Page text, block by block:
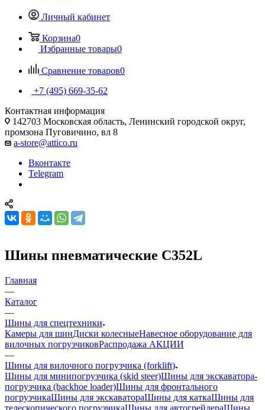
Личный кабинет
Корзина0
Избранные товары0
Сравнение товаров0
+7 (495) 669-35-62
Контактная информация
142703 Московская область, Ленинский городской округ,
промзона Пуговичино, вл 8
a-store@attico.ru
Вконтакте
Telegram
Шины пневматические C352L
Главная
—
Каталог
—
Шины для спецтехники
Камеры для шинДиски колесныеНавесное оборудование для
вилочных погрузчиковРаспродажа АКЦИИ
—
Шины для вилочного погрузчика (forklift)
Шины для минипогрузчика (skid steer)Шины для экскаватора-
погрузчика (backhoe loader)Шины для фронтального
погрузчикаШины для экскаватораШины для каткаШины для
телескопического погрузчикаШины для автогрейдераШины